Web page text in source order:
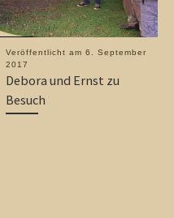
Veröffentlicht am 6. September
2017
Debora und Ernst zu
Besuch